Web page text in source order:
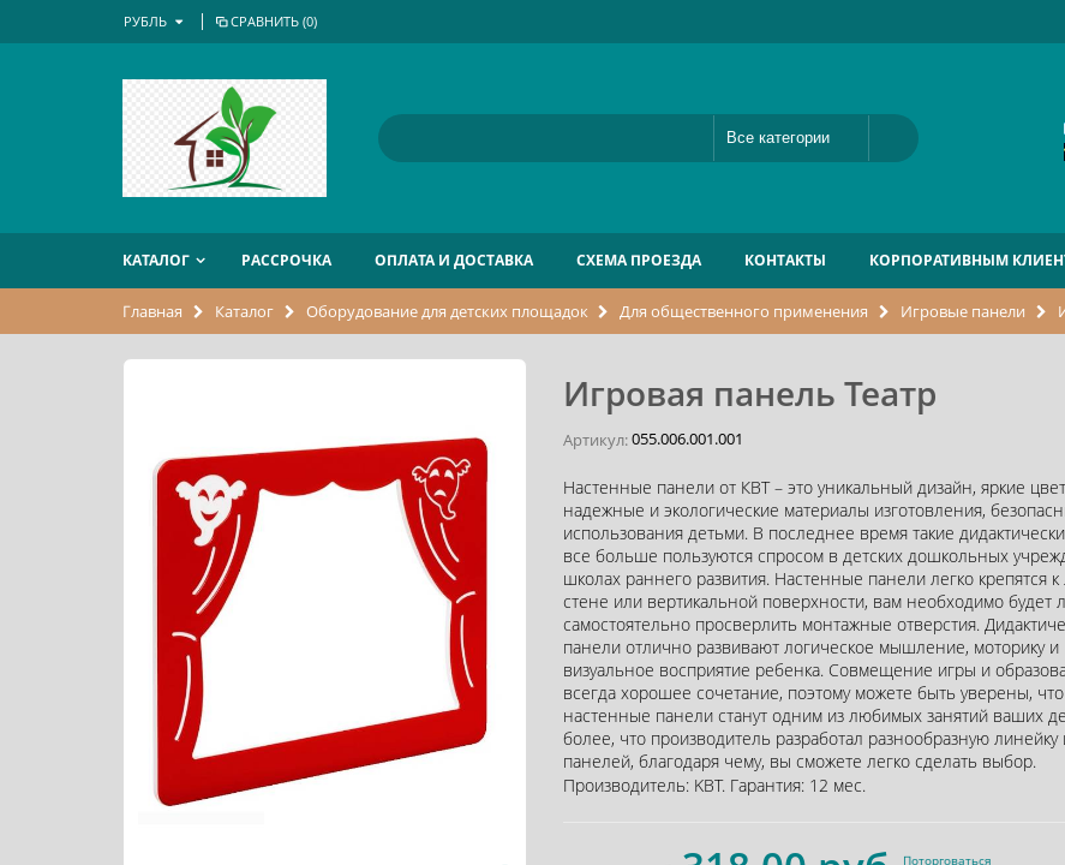
РУБЛЬ СРАВНИТЬ (0)
КАТАЛОГ РАССРОЧКА ОПЛАТА И ДОСТАВКА СХЕМА ПРОЕЗДА КОНТАКТЫ КОРПОРАТИВНЫМ
Главная Каталог Оборудование для детских площадок Для общественного применения Игровые панели
Игровая панель Театр
Артикул:055.006.001.001
Настенные панели от КВТ – это уникальный дизайн, яркие
надежные и экологические материалы изготовления,
использования детьми. В последнее время такие
все больше пользуются спросом в детских дошкольных
школах раннего развития. Настенные панели легко крепятся
стене или вертикальной поверхности, вам необходимо будет
самостоятельно просверлить монтажные отверстия.
панели отлично развивают логическое мышление, моторику и
визуальное восприятие ребенка. Совмещение игры и
всегда хорошее сочетание, поэтому можете быть уверены, что
настенные панели станут одним из любимых занятий ваших
более, что производитель разработал разнообразную линейку
панелей, благодаря чему, вы сможете легко сделать выбор.
Производитель: KBT. Гарантия:12 мес.
Поторговаться